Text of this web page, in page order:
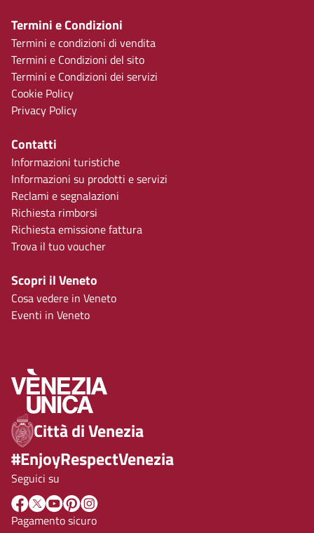
Termini e Condizioni
Termini e condizioni di vendita
Termini e Condizioni del sito
Termini e Condizioni dei servizi
Cookie Policy
Privacy Policy
Contatti
Informazioni turistiche
Informazioni su prodotti e servizi
Reclami e segnalazioni
Richiesta rimborsi
Richiesta emissione fattura
Trova il tuo voucher
Scopri il Veneto
Cosa vedere in Veneto
Eventi in Veneto
Città di Venezia
#EnjoyRespectVenezia
Seguici su
Pagamento sicuro